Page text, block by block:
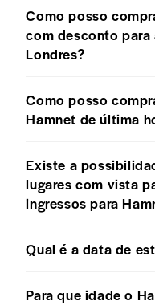
Como posso
com desconto para
Londres?
Como posso
Hamnet de última
Existe a
lugares com vista
ingressos para
Qual é a data de
Para que idade o